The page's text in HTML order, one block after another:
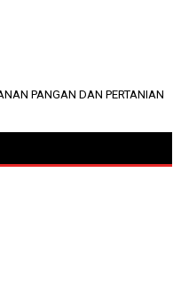
PANGAN DAN PERTANIAN